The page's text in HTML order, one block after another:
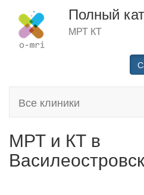
Полный
МРТ КТ
Все клиники
МРТ и КТ в